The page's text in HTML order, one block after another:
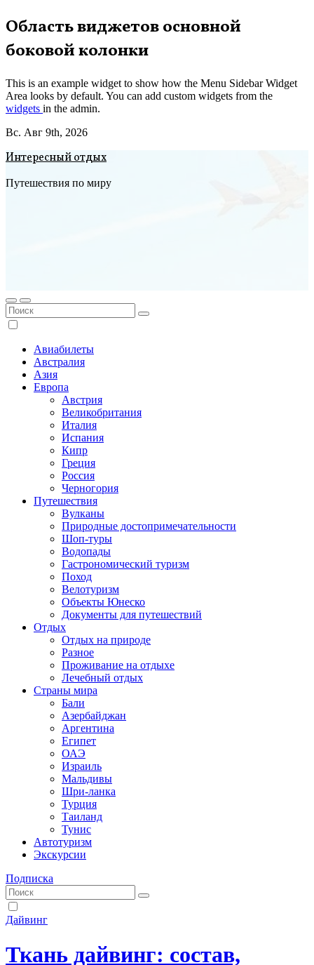
Перейти
к
содержимому
Область виджетов основной
боковой колонки
This is an example widget to show how the Menu Sidebar Widget
Area looks by default. You can add custom widgets from the
widgets in the admin.
Вс. Авг 9th, 2026
Интересный отдых
Путешествия по миру
Авиабилеты
Австралия
Азия
Европа
Австрия
Великобритания
Италия
Испания
Кипр
Греция
Россия
Черногория
Путешествия
Вулканы
Природные достопримечательности
Шоп-туры
Водопады
Гастрономический туризм
Поход
Велотуризм
Объекты Юнеско
Документы для путешествий
Отдых
Отдых на природе
Разное
Проживание на отдыхе
Лечебный отдых
Страны мира
Бали
Азербайджан
Аргентина
Египет
ОАЭ
Израиль
Мальдивы
Шри-ланка
Турция
Таиланд
Тунис
Автотуризм
Экскурсии
Подписка
Дайвинг
Ткань дайвинг: состав,